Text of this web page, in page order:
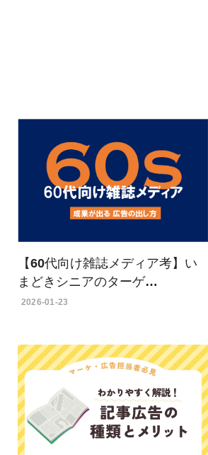
【60代向け雑誌メディア考】い
まどきシニアのターゲ…
2026-01-23